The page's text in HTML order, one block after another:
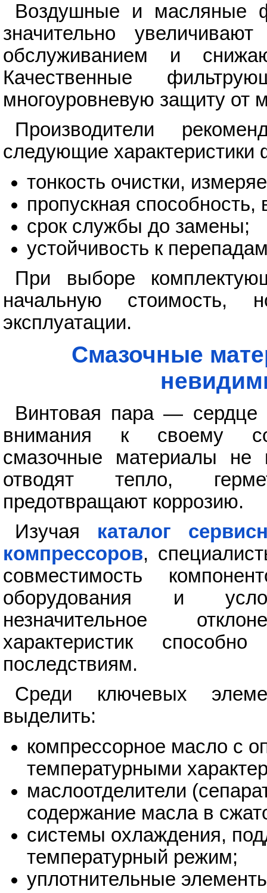
Воздушные и масляные
значительно
обслуживанием и
Качественные
многоуровневую защиту от
Производители
следующие характеристики
тонкость очистки,
пропускная
срок службы до замены;
устойчивость к
При выборе
начальную стоимость,
эксплуатации.
Смазочные
Винтовая пара — сердце
внимания к своему
смазочные материалы
отводят тепло,
предотвращают коррозию.
Изучая каталог
компрессоров,
совместимость
оборудования и
незначительное
характеристик
последствиям.
Среди ключевых
выделить:
компрессорное масло с
температурными
маслоотделители
содержание масла в
системы охлаждения,
температурный режим;
уплотнительные